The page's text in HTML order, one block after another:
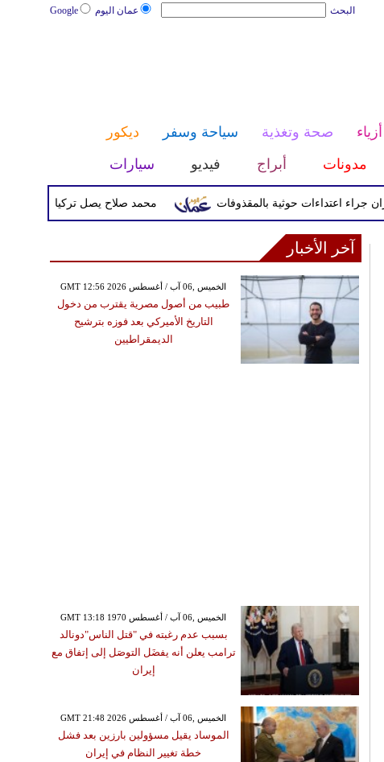
عمان اليوم Google البحث
أزياء صحة وتغذية سياحة وسفر
ديكور
مدونات أبراج فيديو سيارات
محمد صلاح يصل تركيا الأربعاء لإتمام
آخر الأخبار
GMT 12:56 2026 الخميس ,06 آب / أغسطس
طبيب من أصول مصرية يقترب من دخول
التاريخ الأميركي بعد فوزه بترشيح
الديمقراطيين
GMT 13:18 1970 الخميس ,06 آب / أغسطس
بسبب عدم رغبته في "قتل الناس"دونالد
ترامب يعلن أنه يفضَل التوصَل إلى إتفاق مع
إيران
GMT 21:48 2026 الخميس ,06 آب / أغسطس
الموساد يقيل مسؤولين بارزين بعد فشل
خطة تغيير النظام في إيران